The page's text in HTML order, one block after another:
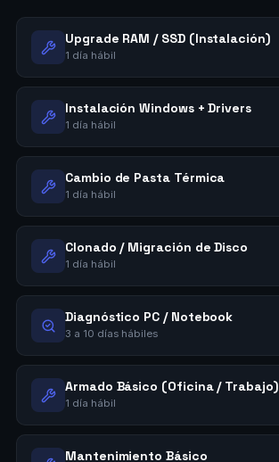
Upgrade RAM / SSD (Instalación)
1 día hábil
Instalación Windows + Drivers
1 día hábil
Cambio de Pasta Térmica
1 día hábil
Clonado / Migración de Disco
1 día hábil
Diagnóstico PC / Notebook
3 a 10 días hábiles
Armado Básico (Oficina / Trabajo)
1 día hábil
Mantenimiento Básico